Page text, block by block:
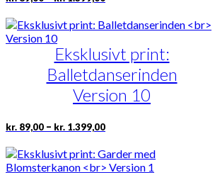
til
kr. 1.399,00
har
varianter.
Mulighederne
kan
vælges
på
Eksklusivt print:
Balletdanserinden
Version 10
kr. 89,00 – kr. 1.399,00Prisinterval:
til
kr. 1.399,00
Dette
har
flere